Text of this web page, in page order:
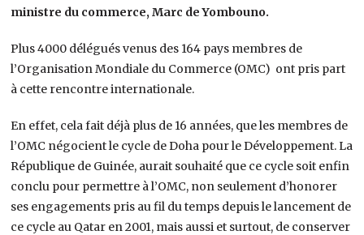
ministre du commerce, Marc de Yombouno.
Plus 4000 délégués venus des 164 pays membres de
l’Organisation Mondiale du Commerce (OMC) ont pris part
à cette rencontre internationale.
En effet, cela fait déjà plus de 16 années, que les membres de
l’OMC négocient le cycle de Doha pour le Développement. La
République de Guinée, aurait souhaité que ce cycle soit enfin
conclu pour permettre à l’OMC, non seulement d’honorer
ses engagements pris au fil du temps depuis le lancement de
ce cycle au Qatar en 2001, mais aussi et surtout, de conserver